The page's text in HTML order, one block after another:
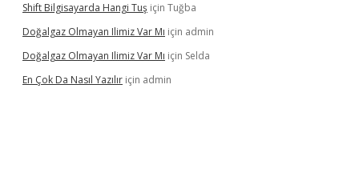
Shift Bilgisayarda Hangi Tuş için Tuğba
Doğalgaz Olmayan Ilimiz Var Mı için admin
Doğalgaz Olmayan Ilimiz Var Mı için Selda
En Çok Da Nasıl Yazılır için admin